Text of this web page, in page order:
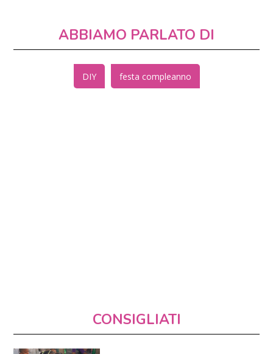
ABBIAMO PARLATO DI
DIY festa compleanno
CONSIGLIATI